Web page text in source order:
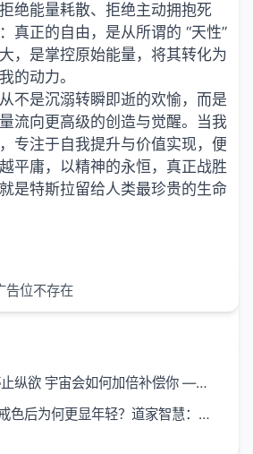
绝能量耗散、拒绝主动拥抱死
真正的自由，是从所谓的 “天性”
，是掌控原始能量，将其转化为
的动力。
不是沉溺转瞬即逝的欢愉，而是
流向更高级的创造与觉醒。当我
专注于自我提升与价值实现，便
平庸，以精神的永恒，真正战胜
是特斯拉留给人类最珍贵的生命
告位不存在
欲 宇宙会如何加倍补偿你 —— 戒色改命 唤醒生命核心能量
男人戒色后为何更显年轻？道家智慧：守住精气神 就是守住青春